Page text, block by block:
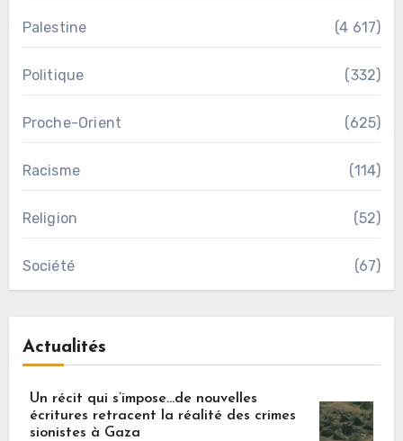
Palestine (4 617)
Politique (332)
Proche-Orient (625)
Racisme (114)
Religion (52)
Société (67)
Actualités
Un récit qui s’impose…de nouvelles
écritures retracent la réalité des crimes
sionistes à Gaza